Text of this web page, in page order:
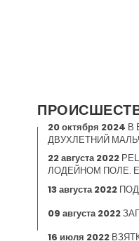
20 октября 2024 В
ДВУХЛЕТНИЙ
22 августа 2022
ЛОДЕЙНОМ ПОЛЕ.
13 августа 2022
09 августа 2022
16 июля 2022